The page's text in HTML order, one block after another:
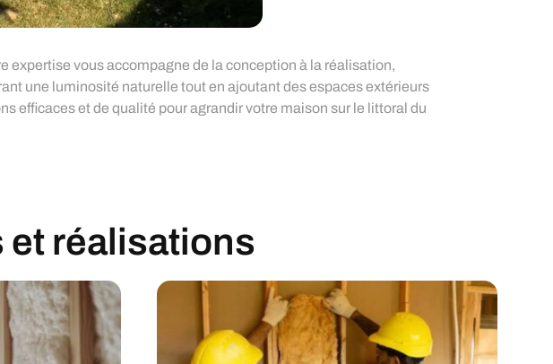
expertise vous accompagne de la conception à la réalisation,
une luminosité naturelle tout en ajoutant des espaces extérieurs
efficaces et de qualité pour agrandir votre maison sur le littoral du
et réalisations